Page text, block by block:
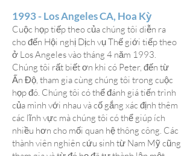
1993 - Los Angeles CA, Hoa Kỳ
Cuộc họp tiếp theo của chúng tôi diễn ra
cho đến Hội nghị Dịch vụ Thế giới tiếp theo
ở Los Angeles vào tháng 4 năm 1993.
Chúng tôi rất biết ơn khi có Peter, đến từ
Ấn Độ, tham gia cùng chúng tôi trong cuộc
họp đó. Chúng tôi có thể đánh giá tiến trình
của mình với nhau và cố gắng xác định thêm
các lĩnh vực mà chúng tôi có thể giúp ích
nhiều hơn cho mối quan hệ thông công. Các
thành viên nghiên cứu sinh từ Nam Mỹ cũng